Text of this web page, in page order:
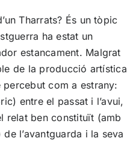
Tharrats? És un tòpic
ha estat un
estancament. Malgrat
de la producció artística
com a estrany:
entre el passat i l’avui,
relat ben constituït (amb
l’avantguarda i la seva